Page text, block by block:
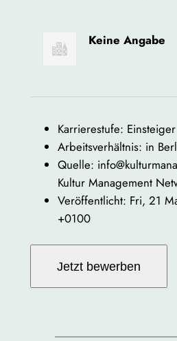
Keine Angabe
Karrierestufe: Einsteiger
Arbeitsverhältnis: in
Quelle:
Kultur Management
Veröffentlicht: Fri, 21
+0100